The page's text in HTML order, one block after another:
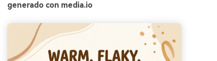
generado con media.io